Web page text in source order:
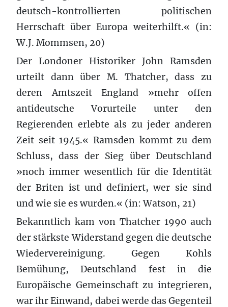
deutsch-kontrollierten politischen
Herrschaft über Europa weiterhilft.« (in:
W.J. Mommsen, 20)
Der Londoner Historiker John Ramsden
urteilt dann über M. Thatcher, dass zu
deren Amtszeit England »mehr offen
antideutsche Vorurteile unter den
Regierenden erlebte als zu jeder anderen
Zeit seit 1945.« Ramsden kommt zu dem
Schluss, dass der Sieg über Deutschland
»noch immer wesentlich für die Identität
der Briten ist und definiert, wer sie sind
und wie sie es wurden.« (in: Watson, 21)
Bekanntlich kam von Thatcher 1990 auch
der stärkste Widerstand gegen die deutsche
Wiedervereinigung. Gegen Kohls
Bemühung, Deutschland fest in die
Europäische Gemeinschaft zu integrieren,
war ihr Einwand, dabei werde das Gegenteil